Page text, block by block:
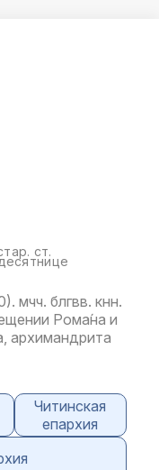
ст.
мчч. блгвв. кнн.
Рома́на и
архимандрита
Читинская
епархия